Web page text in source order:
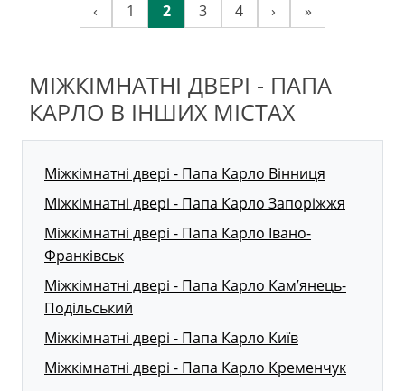
‹ 1 2 3 4 › »
МІЖКІМНАТНІ ДВЕРІ - ПАПА
КАРЛО В ІНШИХ МІСТАХ
Міжкімнатні двері - Папа Карло Вінниця
Міжкімнатні двері - Папа Карло Запоріжжя
Міжкімнатні двері - Папа Карло Івано-
Франківськ
Міжкімнатні двері - Папа Карло Кам’янець-
Подільський
Міжкімнатні двері - Папа Карло Київ
Міжкімнатні двері - Папа Карло Кременчук